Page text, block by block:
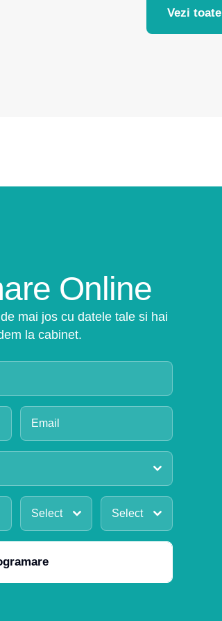
Vezi
Online
mai jos cu datele tale si hai
la cabinet.
Select Select